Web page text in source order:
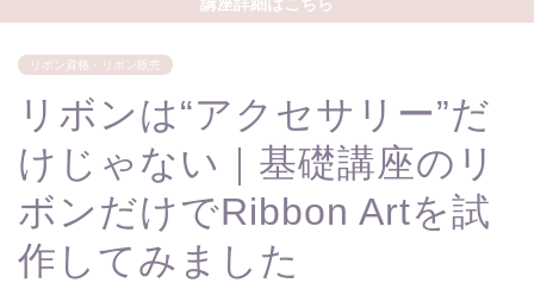
講座詳細はこちら
リボン資格・リボン販売
リボンは“アクセサリー”だ
けじゃない｜基礎講座のリ
ボンだけでRibbon Artを試
作してみました